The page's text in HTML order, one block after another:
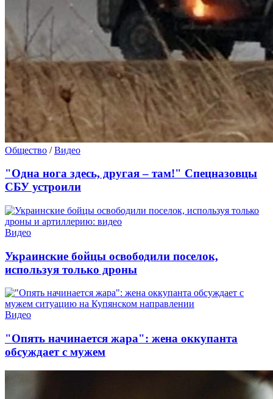
Общество /Видео
"Одна нога здесь, другая – там!" Спецназовцы
СБУ устроили
Видео
Украинские бойцы освободили поселок,
используя только дроны
Видео
"Опять начинается жара": жена оккупанта
обсуждает с мужем